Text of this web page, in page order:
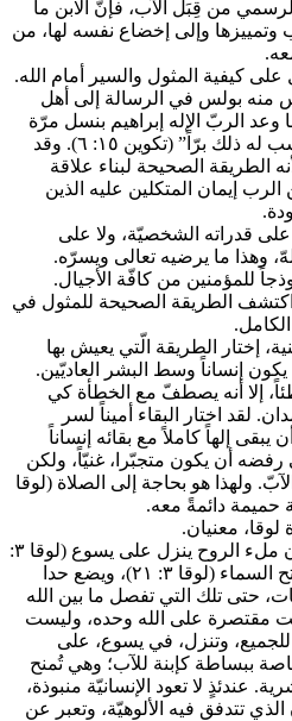
من قِبَل الآب، فإنّ الابن ما
وتمييزها وإلى إخضاع نفسه لها، من
على كيفية المثول والسير أمام الله.
منه بولس في الرسالة إلى أهل
أنه عندما وعد الربّ الإله إبراهيم بنسل مرّة
أخرى، “آمن إبراهيم بالله، فحسب له ذلك برّاً” (تكوين ١٥: ٦). وقد
الطريقة الصحيحة لبناء علاقة
إيمان المتكلين عليه الذين
على قدراته الشخصيّة، ولا على
وهذا ما يرضيه تعالى ويسرّه.
للمؤمنين من كافّة الأجيال.
اكتشف الطريقة الصحيحة للمثول في
إختار الطريقة الّتي يعيش بها
إنساناً وسط البشر العاديّين.
إلا أنه يصطفّ مع الخطأة كي
لقد اختار البقاء أميناً لسر
إلهاً كاملاً مع بقائه إنساناً
أن يكون متجبّرا، غنيّاً، ولكن
ولهذا هو بحاجة إلى الصلاة (لوقا
معنيان.
الأوّل، كما سبق أن ذكرنا، هو أن ملء الروح ينزل على يسوع (لوقا ٣:
٢٢)، أيّ ملء الحياة الإلهية. تنفتح السماء (لوقا ٣: ٢١)، ويضع حدا
حتى تلك التي تفصل ما بين الله
مقتصرة على الله وحده، وليست
وتنزل، في يسوع، على
ببساطة كإبنة للآب؛ وهي تُمنح
عندئذٍ لا تعود الإنسانيّة منبوذة،
تتدفق فيه الألوهيّة، وتعبر عن